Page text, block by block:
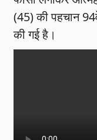
(45) की पहचान
की गई है।